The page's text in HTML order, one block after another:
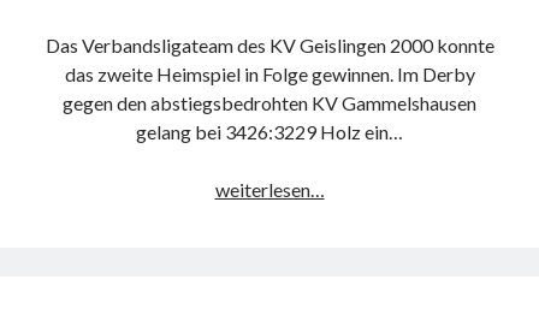
Das Verbandsligateam des KV Geislingen 2000 konnte
das zweite Heimspiel in Folge gewinnen. Im Derby
gegen den abstiegsbedrohten KV Gammelshausen
gelang bei 3426:3229 Holz ein…
weiterlesen…